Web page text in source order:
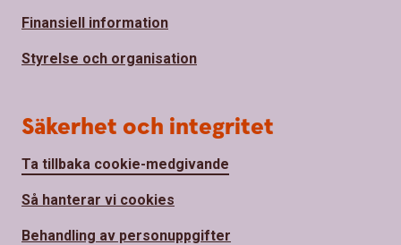
Finansiell information
Styrelse och organisation
Säkerhet och integritet
Ta tillbaka cookie-medgivande
Så hanterar vi cookies
Behandling av personuppgifter